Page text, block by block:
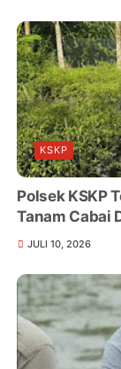
KSKP
Polsek KSKP
Tanam Cabai
JULI 10, 2026